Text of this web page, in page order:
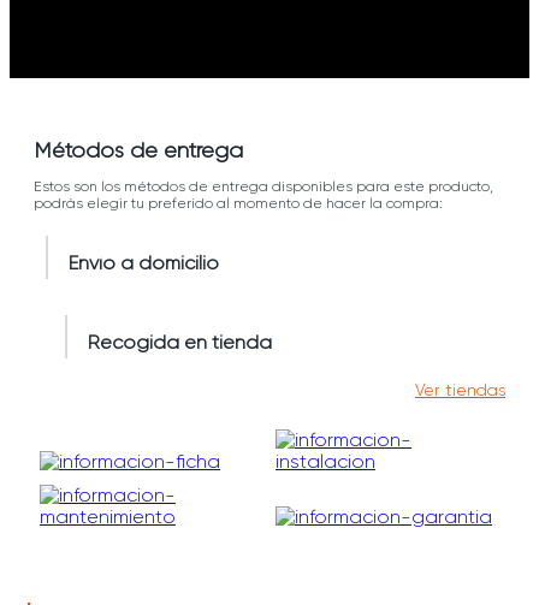
Métodos de entrega
Estos son los métodos de entrega disponibles para este producto,
podrás elegir tu preferido al momento de hacer la compra:
Envío a domicilio
Recogida en tienda
Ver tiendas